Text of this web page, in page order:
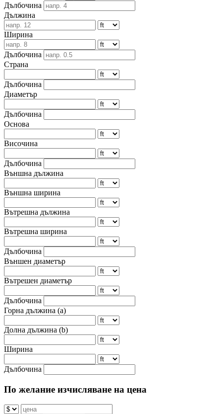
Дълбочина
Дължина
Ширина
Дълбочина
Страна
Дълбочина
Диаметър
Дълбочина
Основа
Височина
Дълбочина
Външна дължина
Външна ширина
Вътрешна дължина
Вътрешна ширина
Дълбочина
Външен диаметър
Вътрешен диаметър
Дълбочина
Горна дължина (a)
Долна дължина (b)
Ширина
Дълбочина
По желание изчисляване на цена